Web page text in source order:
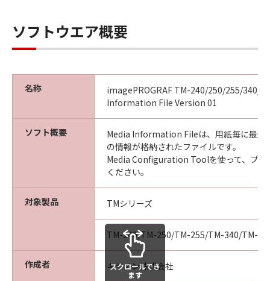
るものではありません。
所有権
権限及び所有権は、その内容によりキヤノ
ンまたはキヤノンのライセンサーに帰属し
保証
「許諾ソフトウエア」が、CD-ROM等の記
憶媒体に格納されて提供されている場合、
キヤノンは、お客様が「許諾ソフトウエ
ア」を購入した日から90日の間、「許諾ソ
フトウエア」が格納されている記憶媒体
（以下「メディア」と言います）に物理的
な欠陥がないことを保証します。当該保証
期間中に「メディア」に物理的な欠陥が発
見された場合には、キヤノンは、「メディ
ソフトウエア概要
名称
imagePROGRAF TM-240/250/255/340/
Information File Version 01
ソフト概要
Media Information Fileは、用紙毎に最適
の情報が格納されたファイルです。
Media Configuration Toolを使って、プリ
ください。
対象製品 TMシリーズ
TM-240/TM-250/TM-255/TM-340/TM-
作成者 キヤノン株式会社
スクロールでき
ます